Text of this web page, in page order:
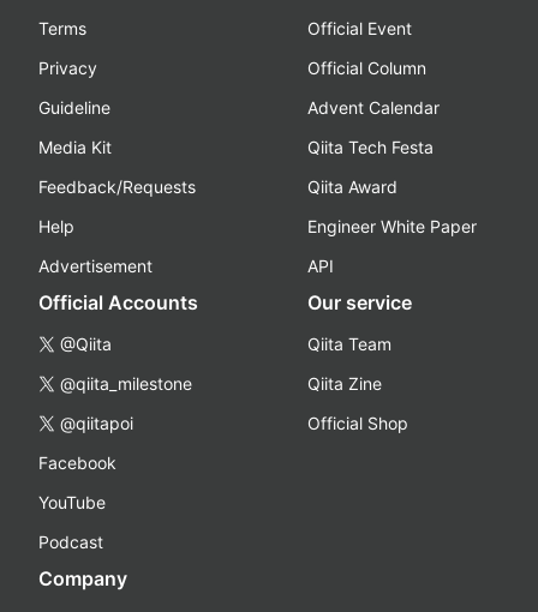
Terms
Privacy
Guideline
Media Kit
Feedback/Requests
Help
Advertisement
Official Event
Official Column
Advent Calendar
Qiita Tech Festa
Qiita Award
Engineer White Paper
API
Official Accounts
@Qiita
@qiita_milestone
@qiitapoi
Facebook
YouTube
Podcast
Our service
Qiita Team
Qiita Zine
Official Shop
Company